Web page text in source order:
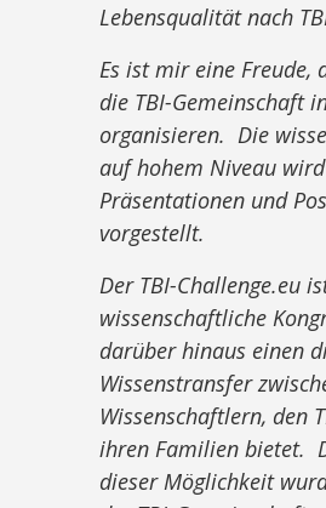
Lebensqualität nach
Es ist mir eine Freude,
die TBI-Gemeinschaft
organisieren. Die
auf hohem Niveau
Präsentationen und
vorgestellt.
Der TBI-Challenge.eu
wissenschaftliche
darüber hinaus einen
Wissenstransfer
Wissenschaftlern, den
ihren Familien bietet.
dieser Möglichkeit